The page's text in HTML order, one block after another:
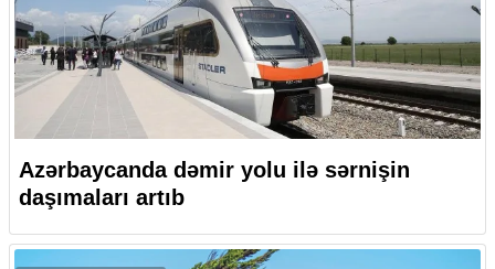
Azərbaycanda dəmir yolu ilə sərnişin
daşımaları artıb